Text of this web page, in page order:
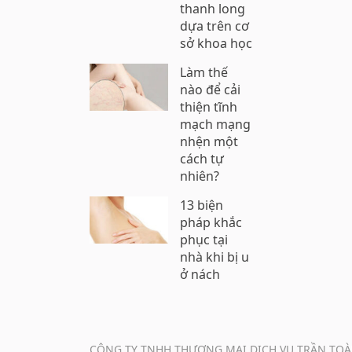
thanh long
dựa trên cơ
sở khoa học
Làm thế
nào để cải
thiện tĩnh
mạch mạng
nhện một
cách tự
nhiên?
13 biện
pháp khắc
phục tại
nhà khi bị u
ở nách